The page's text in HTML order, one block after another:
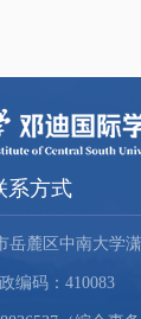
系方式
岳麓区中南大学
码：410083